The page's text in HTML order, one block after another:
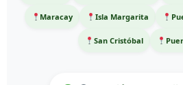
Maracay Isla Margarita
San Cristóbal